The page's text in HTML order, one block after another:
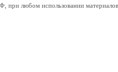
при любом использовании